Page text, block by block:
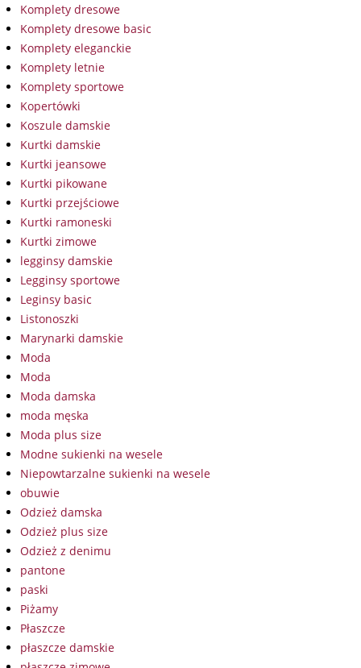
Komplety dresowe
Komplety dresowe basic
Komplety eleganckie
Komplety letnie
Komplety sportowe
Kopertówki
Koszule damskie
Kurtki damskie
Kurtki jeansowe
Kurtki pikowane
Kurtki przejściowe
Kurtki ramoneski
Kurtki zimowe
legginsy damskie
Legginsy sportowe
Leginsy basic
Listonoszki
Marynarki damskie
Moda
Moda
Moda damska
moda męska
Moda plus size
Modne sukienki na wesele
Niepowtarzalne sukienki na wesele
obuwie
Odzież damska
Odzież plus size
Odzież z denimu
pantone
paski
Piżamy
Płaszcze
płaszcze damskie